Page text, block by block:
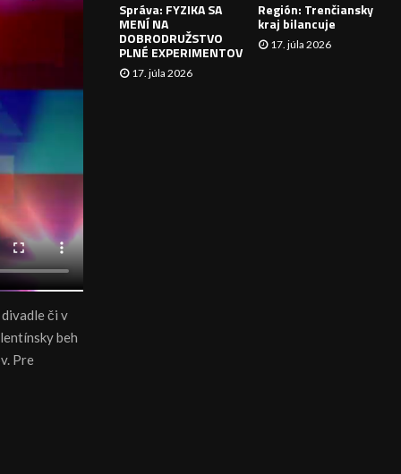
či v
beh
Pre
I
Správa: FYZIKA SA
MENÍ NA
DOBRODRUŽSTVO
PLNÉ EXPERIMENTOV
17. júla 2026
Región: Trenčiansky
kraj bilancuje
17. júla 2026